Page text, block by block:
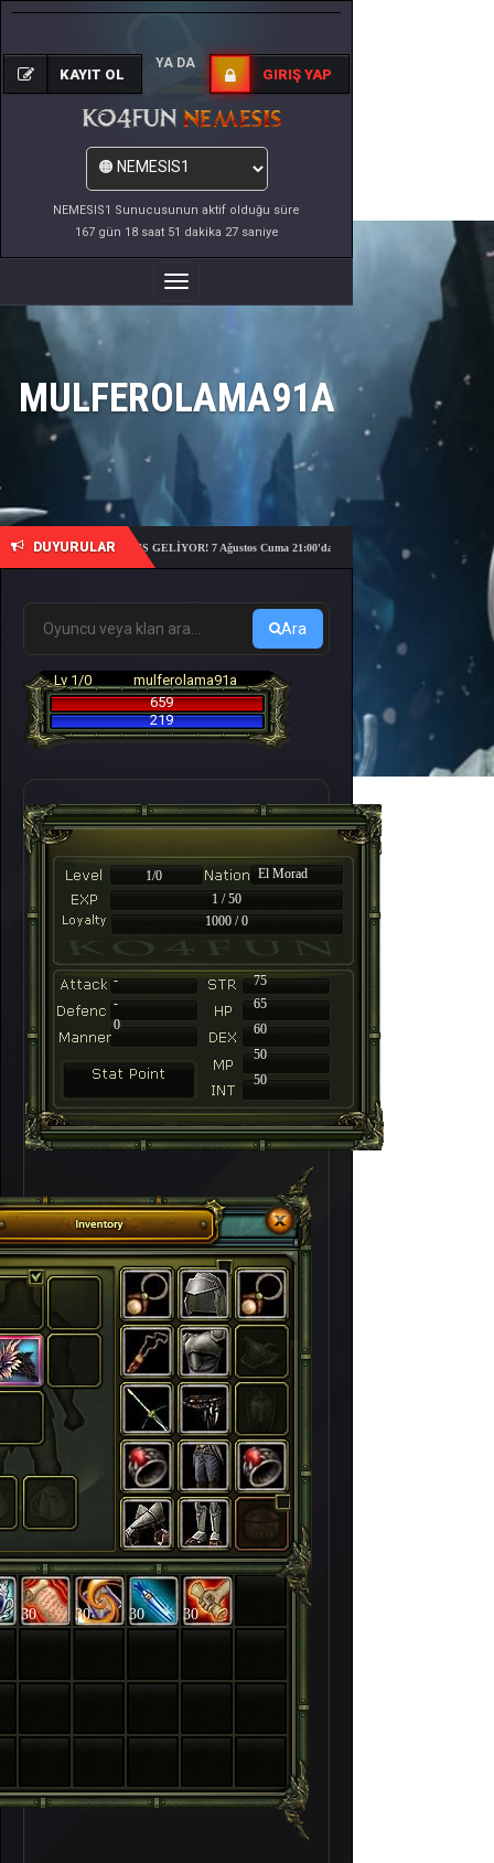
NEMESIS1 Sunucusunun aktif olduğu süre
167 gün 18 saat 51 dakika 27 saniye
KAYIT OL
YA DA
GIRIŞ YAP
Menüyü
Değiştir
MULFEROLAMA91A
DUYURULAR
6. ACADEMY NEMESIS GELİYOR! 7 Ağustos Cuma 21:00'da sunucu açılıyor – 10 günlük hızlı
Ara
Lv 1/0
mulferolama91a
659
219
1/0
El Morad
1 / 50
1000 / 0
-
75
-
65
60
50
50
0
30 30 30 30